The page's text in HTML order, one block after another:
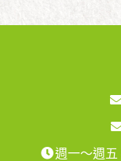
週一～週五